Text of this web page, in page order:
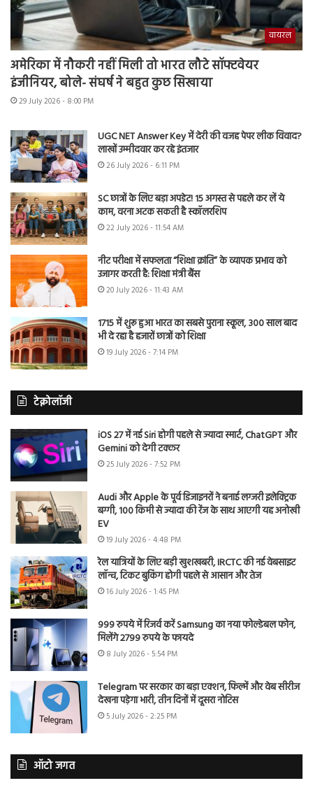
वायरल
अमेरिका में नौकरी नहीं मिली तो भारत लौटे सॉफ्टवेयर
इंजीनियर, बोले- संघर्ष ने बहुत कुछ सिखाया
29 July 2026 - 8:00 PM
UGC NET Answer Key में देरी की वजह पेपर लीक विवाद?
लाखों उम्मीदवार कर रहे इंतजार
26 July 2026 - 6:11 PM
SC छात्रों के लिए बड़ा अपडेट! 15 अगस्त से पहले कर लें ये
काम, वरना अटक सकती है स्कॉलरशिप
22 July 2026 - 11:54 AM
नीट परीक्षा में सफलता “शिक्षा क्रांति” के व्यापक प्रभाव को
उजागर करती है: शिक्षा मंत्री बैंस
20 July 2026 - 11:43 AM
1715 में शुरू हुआ भारत का सबसे पुराना स्कूल, 300 साल बाद
भी दे रहा है हजारों छात्रों को शिक्षा
19 July 2026 - 7:14 PM
टेक्नोलॉजी
iOS 27 में नई Siri होगी पहले से ज्यादा स्मार्ट, ChatGPT और
Gemini को देगी टक्कर
25 July 2026 - 7:52 PM
Audi और Apple के पूर्व डिजाइनरों ने बनाई लग्जरी इलेक्ट्रिक
बग्गी, 100 किमी से ज्यादा की रेंज के साथ आएगी यह अनोखी
EV
19 July 2026 - 4:48 PM
रेल यात्रियों के लिए बड़ी खुशखबरी, IRCTC की नई वेबसाइट
लॉन्च, टिकट बुकिंग होगी पहले से आसान और तेज
16 July 2026 - 1:45 PM
999 रुपये में रिजर्व करें Samsung का नया फोल्डेबल फोन,
मिलेंगे 2799 रुपये के फायदे
8 July 2026 - 5:54 PM
Telegram पर सरकार का बड़ा एक्शन, फिल्में और वेब सीरीज
देखना पड़ेगा भारी, तीन दिनों में दूसरा नोटिस
5 July 2026 - 2:25 PM
ऑटो जगत